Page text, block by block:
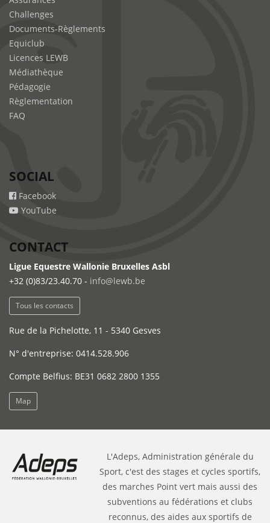
Challenges
Documents-Règlements
Equiclub
Licences LEWB
Médiathèque
Pédagogie
Règlementation
FAQ
SOCIAL
Facebook
YouTube
CONTACT
Ligue Equestre Wallonie Bruxelles Asbl
+32 (0)83/23.40.70 - info@lewb.be
Tous les contacts
Rue de la Pichelotte, 11 - 5340 Gesves
N° d'entreprise: 0414.528.906
Compte Belfius: BE31 0682 2800 1355
Map
L'Adeps, Administration générale du
Sport, c'est des stages et cycles sportifs,
des marches Point vert mais aussi des
subventions au fédérations et clubs
reconnus, des aides aux sportifs de